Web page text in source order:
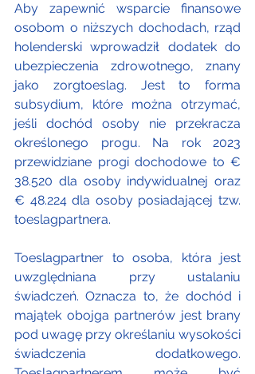
Aby zapewnić wsparcie finansowe
osobom o niższych dochodach, rząd
holenderski wprowadził dodatek do
ubezpieczenia zdrowotnego, znany
jako zorgtoeslag. Jest to forma
subsydium, które można otrzymać,
jeśli dochód osoby nie przekracza
określonego progu. Na rok 2023
przewidziane progi dochodowe to €
38.520 dla osoby indywidualnej oraz
€ 48.224 dla osoby posiadającej tzw.
toeslagpartnera.
Toeslagpartner to osoba, która jest
uwzględniana przy ustalaniu
świadczeń. Oznacza to, że dochód i
majątek obojga partnerów jest brany
pod uwagę przy określaniu wysokości
świadczenia dodatkowego.